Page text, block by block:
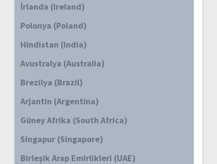
İrlanda (Ireland)
Polonya (Poland)
Hindistan (India)
Avustralya (Australia)
Brezilya (Brazil)
Arjantin (Argentina)
Güney Afrika (South Africa)
Singapur (Singapore)
Birleşik Arap Emirlikleri (UAE)